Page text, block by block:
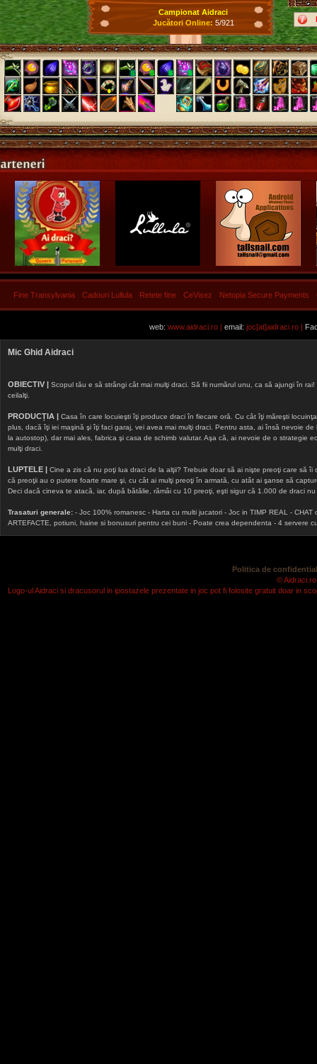
Campionat Aidraci
Jucători Online: 5/921
Fine Transylvania Cadouri Lullula Retete fine CeVisez Netopia Secure Payments
web: www.aidraci.ro | email: joc[at]aidraci.ro |
Mic Ghid Aidraci
OBIECTIV | Scopul tău e să strângi cât mai mulţi draci. Să fii numărul unu, ca să ajungi în
ceilalţi.
PRODUCȚIA | Casa în care locuieşti îţi produce draci în fiecare oră. Cu cât îţi măreşti
plus, dacă îţi iei maşină şi îţi faci garaj, vei avea mai mulţi draci. Pentru asta, ai însă nevoie
la autostop), dar mai ales, fabrica şi casa de schimb valutar. Aşa că, ai nevoie de o strategie
mulţi draci.
LUPTELE | Cine a zis că nu poţi lua draci de la alţii? Trebuie doar să ai nişte preoţi care să
că preoţii au o putere foarte mare şi, cu cât ai mulţi preoţi în armată, cu atât ai şanse să
Deci dacă cineva te atacă, iar, după bătălie, rămâi cu 10 preoţi, eşti sigur că 1.000 de draci
Trasaturi generale: - Joc 100% romanesc - Harta cu multi jucatori - Joc in TIMP REAL -
ARTEFACTE, potiuni, haine si bonusuri pentru cei buni - Poate crea dependenta - 4 servere
Politica de
©
Logo-ul Aidraci si dracusorul in ipostazele prezentate in joc pot fi folosite gratuit doar in